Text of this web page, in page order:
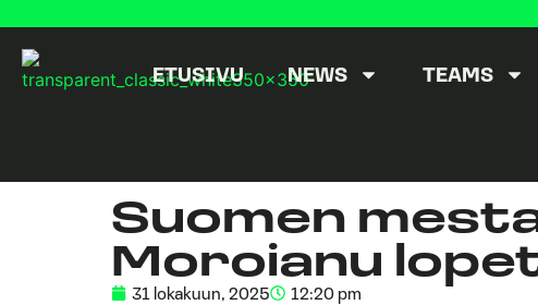
ETUSIVU NEWS TEAMS
Suomen
Moroianu
31 lokakuun, 2025
12:20 pm